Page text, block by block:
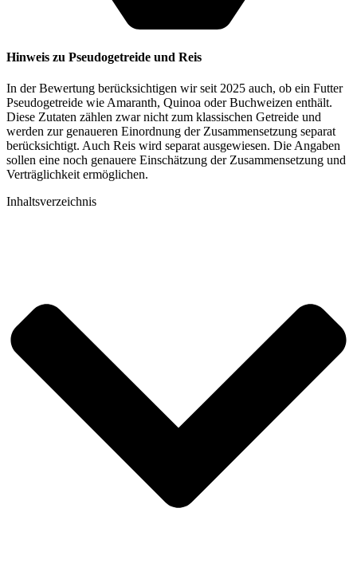
Hinweis zu Pseudogetreide und Reis
In der Bewertung berücksichtigen wir seit 2025 auch, ob ein Futter
Pseudogetreide wie Amaranth, Quinoa oder Buchweizen enthält.
Diese Zutaten zählen zwar nicht zum klassischen Getreide und
werden zur genaueren Einordnung der Zusammensetzung separat
berücksichtigt. Auch Reis wird separat ausgewiesen. Die Angaben
sollen eine noch genauere Einschätzung der Zusammensetzung und
Verträglichkeit ermöglichen.
Inhaltsverzeichnis​